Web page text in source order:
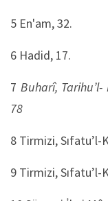
5 En'am, 32.
6 Hadid, 17.
7 Buharî, Tarihu’l-
78
8 Tirmizi, Sıfatu’l-
9 Tirmizi, Sıfatu’l-